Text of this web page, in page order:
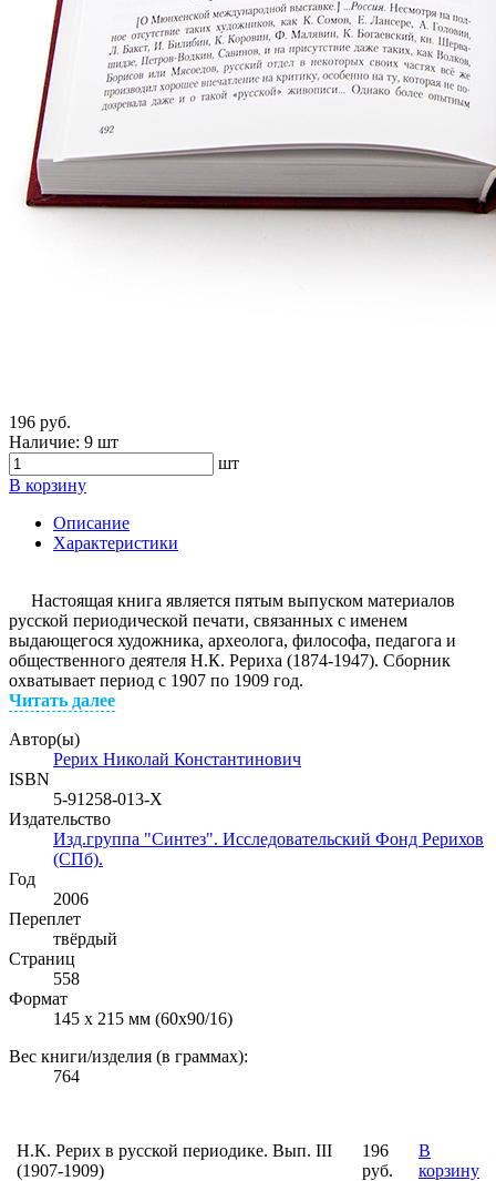
196 руб.
Наличие: 9 шт
шт
В корзину
Описание
Характеристики
Настоящая книга является пятым выпуском материалов
русской периодической печати, связанных с именем
выдающегося художника, археолога, философа, педагога и
общественного деятеля Н.К. Рериха (1874-1947). Сборник
охватывает период с 1907 по 1909 год.
Читать далее
Автор(ы)
Рерих Николай Константинович
ISBN
5-91258-013-Х
Издательство
Изд.группа "Синтез". Исследовательский Фонд Рерихов
(СПб).
Год
2006
Переплет
твёрдый
Страниц
558
Формат
145 х 215 мм (60х90/16)
Вес книги/изделия (в граммах):
764
Н.К. Рерих в русской периодике. Вып. III
(1907-1909)
196
руб.
В
корзину